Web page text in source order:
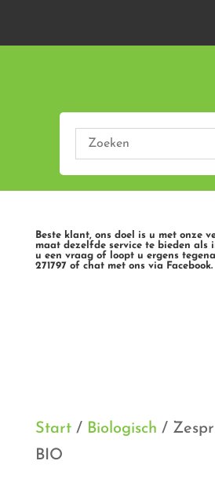
Beste klant, ons doel is u met onze
maat dezelfde service te bieden als
u een vraag of loopt u ergens
271797 of chat met ons via Facebook.
Start/ Biologisch /
BIO